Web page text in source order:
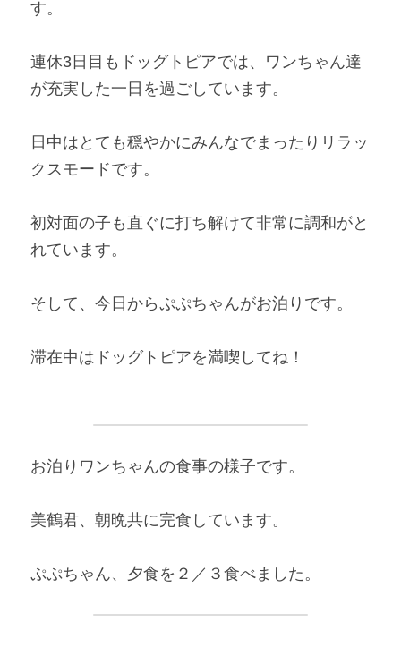
す。
連休3日目もドッグトピアでは、ワンちゃん達
が充実した一日を過ごしています。
日中はとても穏やかにみんなでまったりリラッ
クスモードです。
初対面の子も直ぐに打ち解けて非常に調和がと
れています。
そして、今日からぷぷちゃんがお泊りです。
滞在中はドッグトピアを満喫してね！
お泊りワンちゃんの食事の様子です。
美鶴君、朝晩共に完食しています。
ぷぷちゃん、夕食を２／３食べました。